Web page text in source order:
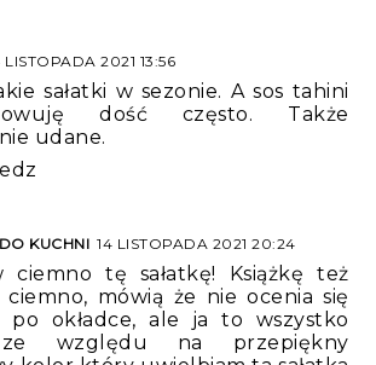
LISTOPADA 2021 13:56
sałatki w sezonie. A sos tahini
dość często. Także
udane.
KUCHNI 14 LISTOPADA 2021 20:24
ciemno tę sałatkę! Książkę też
mówią że nie ocenia się
po okładce, ale ja to wszystko
względu na przepiękny